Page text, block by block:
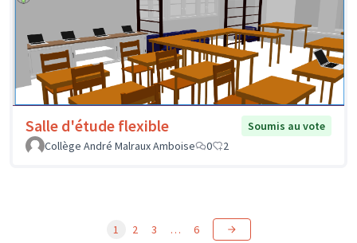
Salle d'étude flexible
Soumis au vote
Collège André Malraux Amboise
0 2
1 2 3 … 6